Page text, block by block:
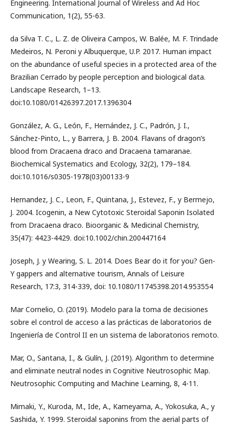
Engineering. International Journal of Wireless and Ad Hoc
Communication, 1(2), 55-63.
da Silva T. C., L. Z. de Oliveira Campos, W. Balée, M. F. Trindade
Medeiros, N. Peroni y Albuquerque, U.P. 2017. Human impact
on the abundance of useful species in a protected area of the
Brazilian Cerrado by people perception and biological data.
Landscape Research, 1–13.
doi:10.1080/01426397.2017.1396304
González, A. G., León, F., Hernández, J. C., Padrón, J. I.,
Sánchez-Pinto, L., y Barrera, J. B. 2004. Flavans of dragon’s
blood from Dracaena draco and Dracaena tamaranae.
Biochemical Systematics and Ecology, 32(2), 179–184.
doi:10.1016/s0305-1978(03)00133-9
Hernandez, J. C., Leon, F., Quintana, J., Estevez, F., y Bermejo,
J. 2004. Icogenin, a New Cytotoxic Steroidal Saponin Isolated
from Dracaena draco. Bioorganic & Medicinal Chemistry,
35(47): 4423-4429. doi:10.1002/chin.200447164
Joseph, J. y Wearing, S. L. 2014. Does Bear do it for you? Gen-
Y gappers and alternative tourism, Annals of Leisure
Research, 17:3, 314-339, doi: 10.1080/11745398.2014.953554
Mar Cornelio, O. (2019). Modelo para la toma de decisiones
sobre el control de acceso a las prácticas de laboratorios de
Ingeniería de Control II en un sistema de laboratorios remoto.
Mar, O., Santana, I., & Gulín, J. (2019). Algorithm to determine
and eliminate neutral nodes in Cognitive Neutrosophic Map.
Neutrosophic Computing and Machine Learning, 8, 4-11.
Mimaki, Y., Kuroda, M., Ide, A., Kameyama, A., Yokosuka, A., y
Sashida, Y. 1999. Steroidal saponins from the aerial parts of